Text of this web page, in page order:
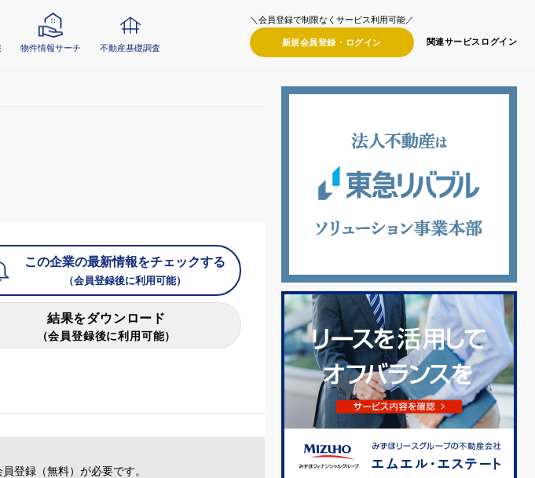
物件情報サーチ 不動産基礎調査
＼会員登録で制限なくサービス利用可能／
新規会員登録・ ログイン 関連サービス ログイン
この企業の最新情報をチェックする
（会員登録後に利用可能）
結果をダウンロード
（会員登録後に利用可能）
登録（無料）が必要です。